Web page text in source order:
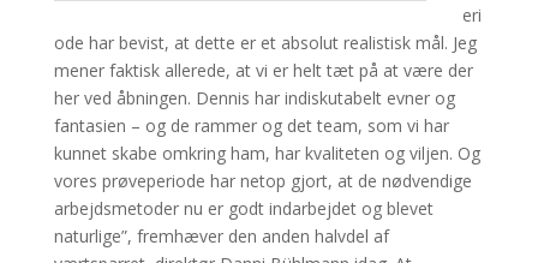
eri
ode har bevist, at dette er et absolut realistisk mål. Jeg
mener faktisk allerede, at vi er helt tæt på at være der
her ved åbningen. Dennis har indiskutabelt evner og
fantasien – og de rammer og det team, som vi har
kunnet skabe omkring ham, har kvaliteten og viljen. Og
vores prøveperiode har netop gjort, at de nødvendige
arbejdsmetoder nu er godt indarbejdet og blevet
naturlige”, fremhæver den anden halvdel af